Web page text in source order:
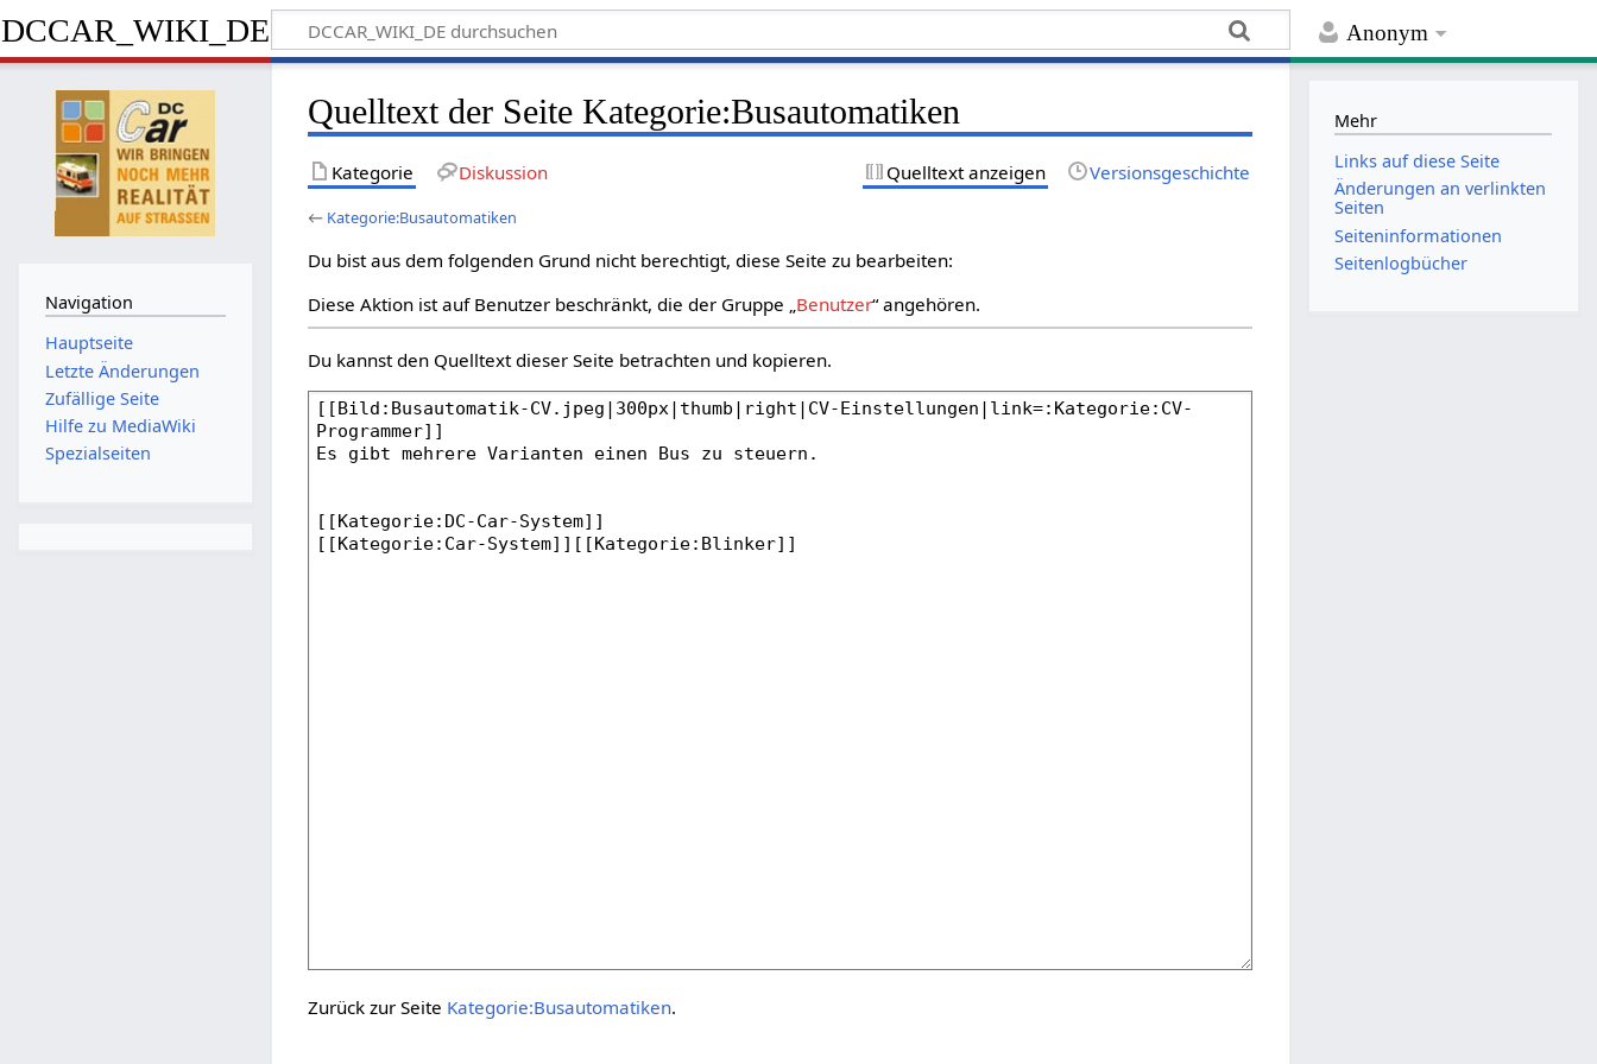
Anonym
DCCAR_WIKI_DE
Quelltext der Seite Kategorie:Busautomatiken
Kategorie Diskussion Quelltext anzeigen Versionsgeschichte
← Kategorie:Busautomatiken
Du bist aus dem folgenden Grund nicht berechtigt, diese Seite zu bearbeiten:
Diese Aktion ist auf Benutzer beschränkt, die der Gruppe „Benutzer“ angehören.
Du kannst den Quelltext dieser Seite betrachten und kopieren.
Zurück zur Seite Kategorie:Busautomatiken.
Navigation
Hauptseite
Letzte Änderungen
Zufällige Seite
Hilfe zu MediaWiki
Spezialseiten
Mehr
Links auf diese Seite
Änderungen an verlinkten
Seiten
Seiten­­informationen
Seitenlogbücher